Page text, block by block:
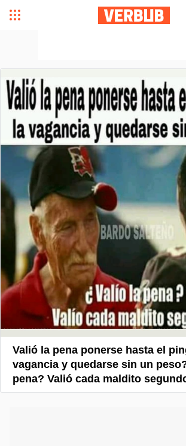
Valió la pena ponerse hasta el
vagancia y quedarse sin un
pena? Valió cada maldito